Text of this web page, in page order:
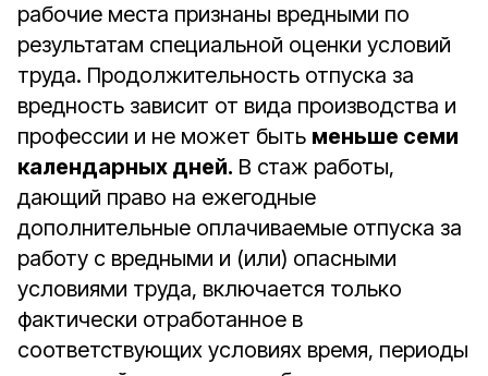
рабочие места признаны вредными по
результатам специальной оценки условий
труда. Продолжительность отпуска за
вредность зависит от вида производства и
профессии и не может быть меньше семи
календарных дней. В стаж работы,
дающий право на ежегодные
дополнительные оплачиваемые отпуска за
работу с вредными и (или) опасными
условиями труда, включается только
фактически отработанное в
соответствующих условиях время, периоды